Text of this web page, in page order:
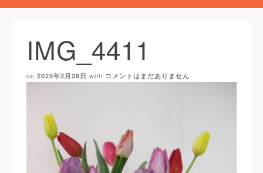
IMG_4411
on 2025年2月28日 with コメントはまだありません